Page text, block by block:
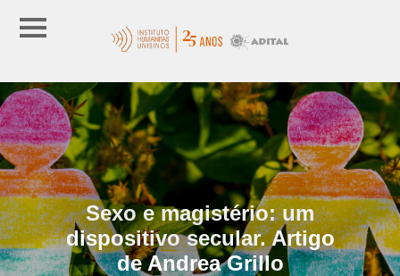
Sexo e magistério: um
dispositivo secular. Artigo
de Andrea Grillo